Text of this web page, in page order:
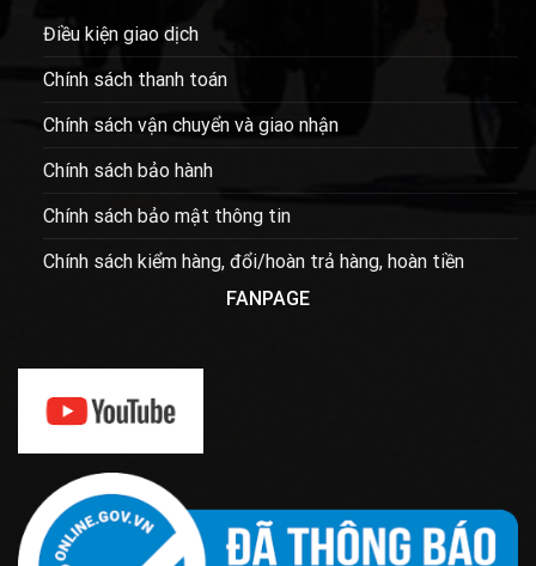
Điều kiện giao dịch
Chính sách thanh toán
Chính sách vận chuyển và giao nhận
Chính sách bảo hành
Chính sách bảo mật thông tin
Chính sách kiểm hàng, đổi/hoàn trả hàng, hoàn tiền
FANPAGE